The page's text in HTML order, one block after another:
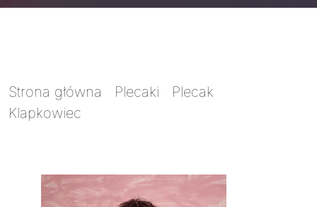
Strona główna Plecaki
Plecak
Klapkowiec